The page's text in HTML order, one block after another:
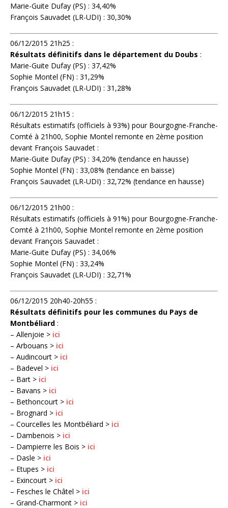
Marie-Guite Dufay (PS) : 34,40%
François Sauvadet (LR-UDI) : 30,30%
06/12/2015 21h25 :
Résultats définitifs dans le département du Doubs :
Marie-Guite Dufay (PS) : 37,42%
Sophie Montel (FN) : 31,29%
François Sauvadet (LR-UDI) : 31,28%
06/12/2015 21h15 :
Résultats estimatifs (officiels à 93%) pour Bourgogne-Franche-
Comté à 21h00, Sophie Montel remonte en 2ème position
devant François Sauvadet :
Marie-Guite Dufay (PS) : 34,20% (tendance en hausse)
Sophie Montel (FN) : 33,08% (tendance en baisse)
François Sauvadet (LR-UDI) : 32,72% (tendance en hausse)
06/12/2015 21h00 :
Résultats estimatifs (officiels à 91%) pour Bourgogne-Franche-
Comté à 21h00, Sophie Montel remonte en 2ème position
devant François Sauvadet :
Marie-Guite Dufay (PS) : 34,06%
Sophie Montel (FN) : 33,24%
François Sauvadet (LR-UDI) : 32,71%
06/12/2015 20h40-20h55 :
Résultats définitifs pour les communes du Pays de
Montbéliard :
– Allenjoie > ici
– Arbouans > ici
– Audincourt > ici
– Badevel > ici
– Bart > ici
– Bavans > ici
– Bethoncourt > ici
– Brognard > ici
– Courcelles les Montbéliard > ici
– Dambenois > ici
– Dampierre les Bois > ici
– Dasle > ici
– Etupes > ici
– Exincourt > ici
– Fesches le Châtel > ici
– Grand-Charmont > ici